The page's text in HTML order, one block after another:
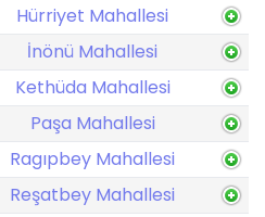
Hürriyet Mahallesi
İnönü Mahallesi
Kethüda Mahallesi
Paşa Mahallesi
Ragıpbey Mahallesi
Reşatbey Mahallesi